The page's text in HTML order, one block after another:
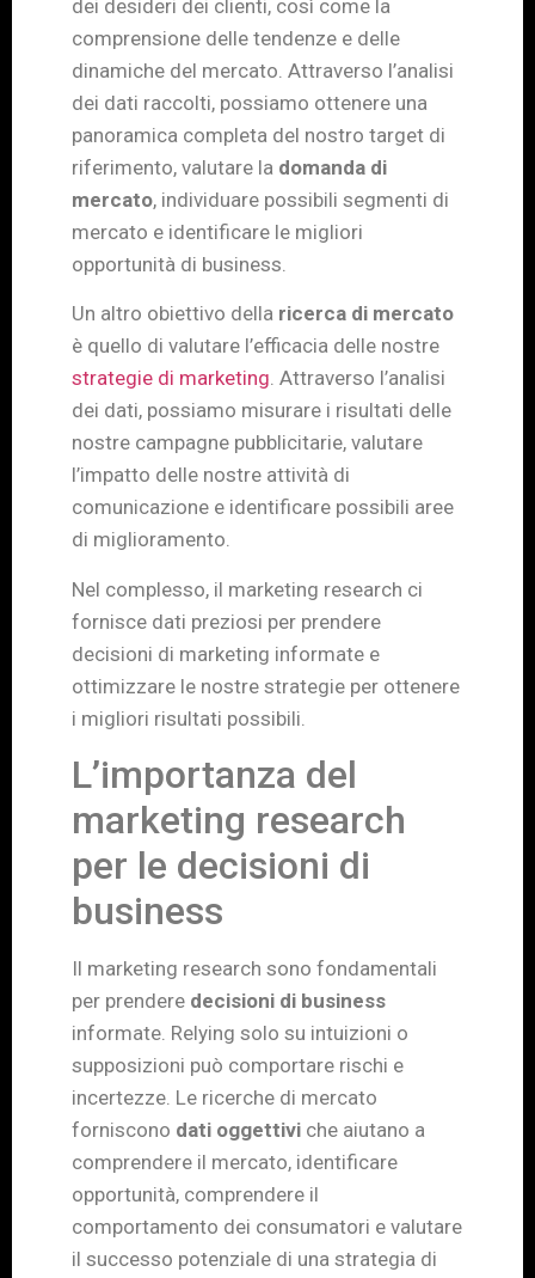
dei desideri dei clienti, così come la
comprensione delle tendenze e delle
dinamiche del mercato. Attraverso l’analisi
dei dati raccolti, possiamo ottenere una
panoramica completa del nostro target di
riferimento, valutare la domanda di
mercato, individuare possibili segmenti di
mercato e identificare le migliori
opportunità di business.
Un altro obiettivo della ricerca di mercato
è quello di valutare l’efficacia delle nostre
strategie di marketing. Attraverso l’analisi
dei dati, possiamo misurare i risultati delle
nostre campagne pubblicitarie, valutare
l’impatto delle nostre attività di
comunicazione e identificare possibili aree
di miglioramento.
Nel complesso, il marketing research ci
fornisce dati preziosi per prendere
decisioni di marketing informate e
ottimizzare le nostre strategie per ottenere
i migliori risultati possibili.
L’importanza del
marketing research
per le decisioni di
business
Il marketing research sono fondamentali
per prendere decisioni di business
informate. Relying solo su intuizioni o
supposizioni può comportare rischi e
incertezze. Le ricerche di mercato
forniscono dati oggettivi che aiutano a
comprendere il mercato, identificare
opportunità, comprendere il
comportamento dei consumatori e valutare
il successo potenziale di una strategia di